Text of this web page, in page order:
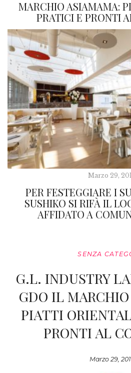
MARCHIO ASIAMAMA:
PRATICI E PRONTI
Marzo 29,
PER FESTEGGIARE I
SUSHIKO SI RIFÀ IL
AFFIDATO A
SENZA
G.L. INDUSTRY
GDO IL
PIATTI
PRONTI AL
Marzo 29,